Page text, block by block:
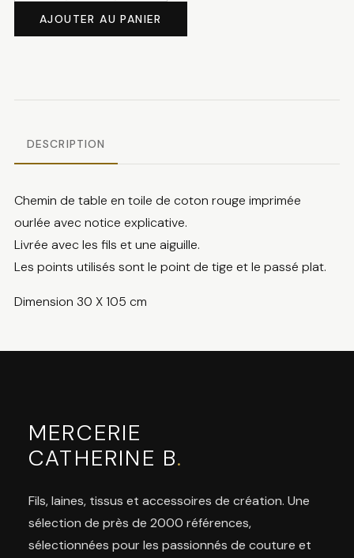
Chemin
étoiles
AJOUTER AU PANIER
DESCRIPTION
Chemin de table en toile de coton rouge imprimée
ourlée avec notice explicative.
Livrée avec les fils et une aiguille.
Les points utilisés sont le point de tige et le passé plat.
Dimension 30 X 105 cm
MERCERIE
CATHERINE B.
Fils, laines, tissus et accessoires de création. Une
sélection de près de 2000 références,
sélectionnées pour les passionnés de couture et